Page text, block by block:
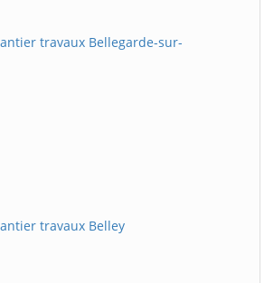
travaux Bellegarde-sur-
travaux Belley